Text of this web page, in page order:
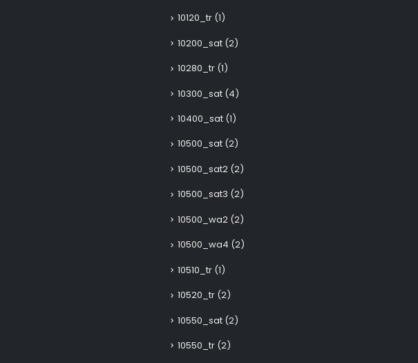
10120_tr (1)
10200_sat (2)
10280_tr (1)
10300_sat (4)
10400_sat (1)
10500_sat (2)
10500_sat2 (2)
10500_sat3 (2)
10500_wa2 (2)
10500_wa4 (2)
10510_tr (1)
10520_tr (2)
10550_sat (2)
10550_tr (2)